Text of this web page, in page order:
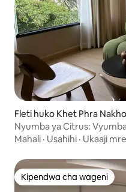
Fleti huko Khet Phra
Nyumba ya Citrus:
4fl
Mahali · Usahihi · Ukaaji
Kipendwa cha wageni
Kipendwa cha wageni